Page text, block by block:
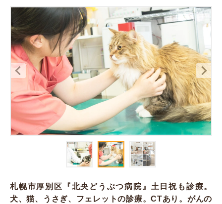
札幌市厚別区『北央どうぶつ病院』土日祝も診療。
犬、猫、うさぎ、フェレットの診療。CTあり。がんの